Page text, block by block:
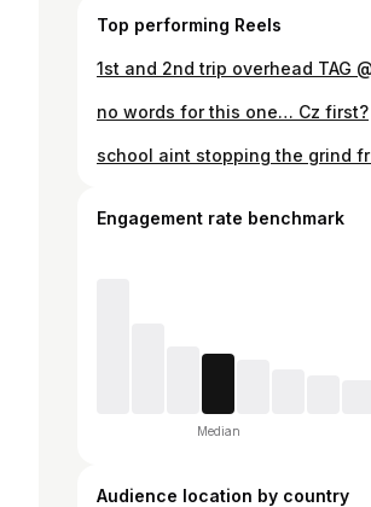
Top performing Reels
no words for this one… Cz first?
Engagement rate benchmark
Median
Audience location by country